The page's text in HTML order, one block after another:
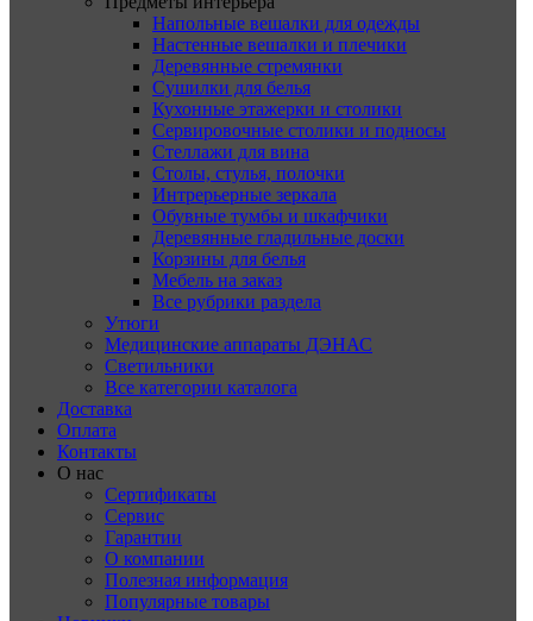
Напольные вешалки для одежды
Настенные вешалки и плечики
Деревянные стремянки
Сушилки для белья
Кухонные этажерки и столики
Сервировочные столики и подносы
Стеллажи для вина
Столы, стулья, полочки
Интрерьерные зеркала
Обувные тумбы и шкафчики
Деревянные гладильные доски
Корзины для белья
Мебель на заказ
Все рубрики раздела
Утюги
Медицинские аппараты ДЭНАС
Светильники
Все категории каталога
Доставка
Оплата
Контакты
О нас
Сертификаты
Сервис
Гарантии
О компании
Полезная информация
Популярные товары